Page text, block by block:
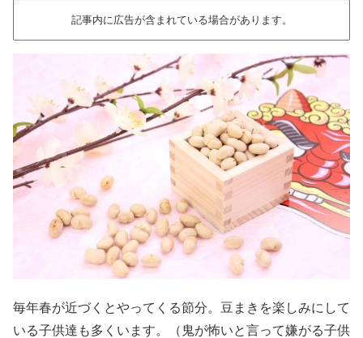
記事内に広告が含まれている場合があります。
毎年春が近づくとやってくる節分。豆まきを楽しみにして
いる子供達も多くいます。（鬼が怖いと言って嫌がる子供